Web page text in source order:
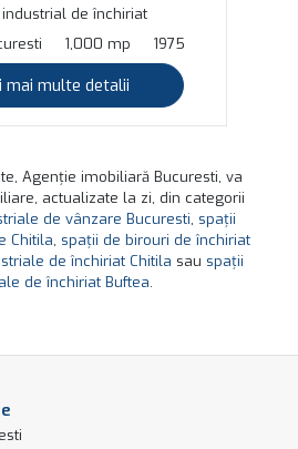
de închiriat
1,000 mp 1975
mai multe detalii
Agenție imobiliară Bucuresti, va
actualizate la zi, din categorii
de vânzare Bucuresti, spații
Chitila, spații de birouri de închiriat
de închiriat Chitila sau spații
de închiriat Buftea.